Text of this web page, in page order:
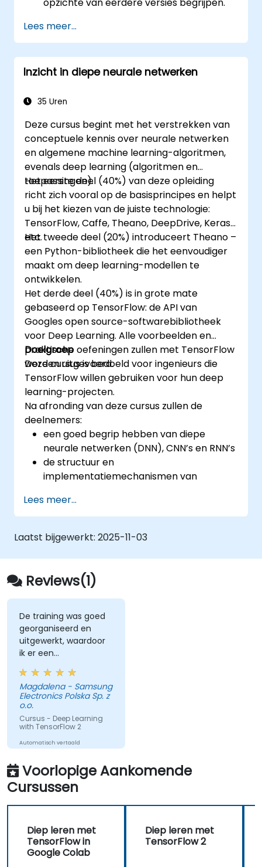
Een geavanceerde
afbeeldingsclassificator implementeren.
Een diepleermodel op de cloud, mobiele
apparaten en IoT-apparaten
Lees meer...
Inzicht in diepe neurale netwerken
35 Uren
Deze cursus begint met het verstrekken van
conceptuele kennis over neurale netwerken
en algemene machine learning-algoritmen,
evenals deep learning (algoritmen en
toepassingen).
Het eerste deel (40%) van deze opleiding
richt zich vooral op de basisprincipes en helpt
u bij het kiezen van de juiste technologie:
TensorFlow, Caffe, Theano, DeepDrive, Keras,
etc.
Het tweede deel (20%) introduceert Theano –
een Python-bibliotheek die het eenvoudiger
maakt om deep learning-modellen te
ontwikkelen.
Het derde deel (40%) is in grote mate
gebaseerd op TensorFlow: de API van
Googles open source-softwarebibliotheek
voor Deep Learning. Alle voorbeelden en
praktische oefeningen zullen met TensorFlow
worden uitgevoerd.
Doelgroep
Deze cursus is bedoeld voor ingenieurs die
TensorFlow willen gebruiken voor hun deep
learning-projecten.
Na afronding van deze cursus zullen de
deelnemers:
een goed begrip hebben van diepe
neurale netwerken (DNN), CNN’s en RNN’s
de structuur en
implementatiemechanismen van
in staat zijn om installatie-, productie-
omgevings- en architectuurtaken uit te
voeren
codekwaliteit kunnen beoordelen,
debuggen en bewaken
geavanceerde productiemethoden
kunnen toepassen zoals het trainen van
modellen, het bouwen van grafieken en
logging
Lees meer...
Laatst bijgewerkt: 2025-11-03
Reviews(1)
De training was goed
georganiseerd en
uitgewerkt, waardoor
ik er een
gestructureerde
kennis van heb
opgedaan en een
goed overzicht krijg
van de onderwerpen
die we hebben
besproken.
Magdalena - Samsung
Electronics Polska Sp. z
o.o.
Cursus - Deep Learning
with TensorFlow 2
Automatisch vertaald
Voorlopige Aankomende
Cursussen
Diep leren met
TensorFlow in
Google Colab
Diep leren met
TensorFlow 2